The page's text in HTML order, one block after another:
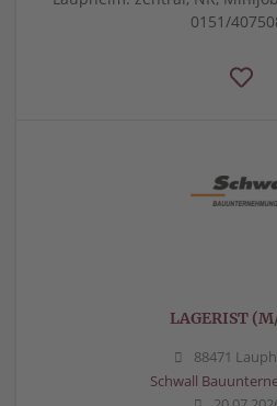
0151/
LAGERIST
88471
Schwall